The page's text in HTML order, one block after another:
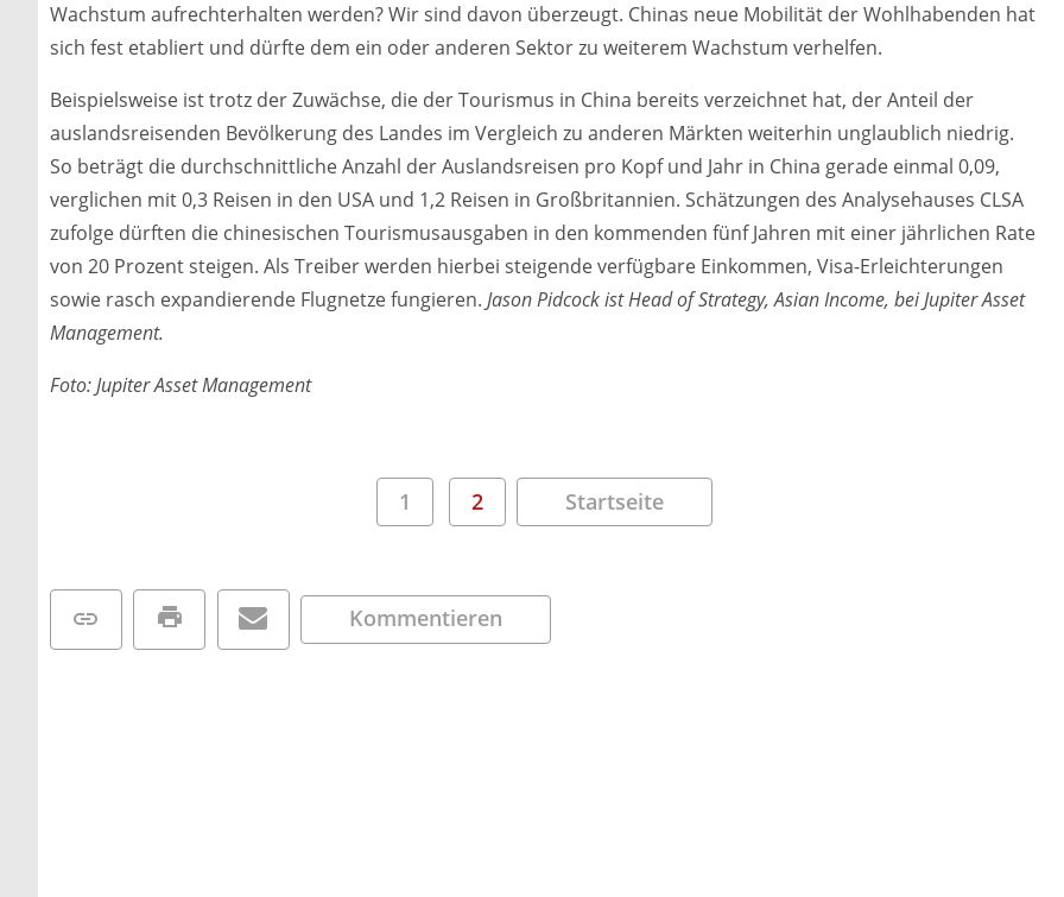
Wachstum aufrechterhalten werden? Wir sind davon überzeugt. Chinas neue Mobilität der Wohlhabenden hat
sich fest etabliert und dürfte dem ein oder anderen Sektor zu weiterem Wachstum verhelfen.
Beispielsweise ist trotz der Zuwächse, die der Tourismus in China bereits verzeichnet hat, der Anteil der
auslandsreisenden Bevölkerung des Landes im Vergleich zu anderen Märkten weiterhin unglaublich niedrig.
So beträgt die durchschnittliche Anzahl der Auslandsreisen pro Kopf und Jahr in China gerade einmal 0,09,
verglichen mit 0,3 Reisen in den USA und 1,2 Reisen in Großbritannien. Schätzungen des Analysehauses CLSA
zufolge dürften die chinesischen Tourismusausgaben in den kommenden fünf Jahren mit einer jährlichen Rate
von 20 Prozent steigen. Als Treiber werden hierbei steigende verfügbare Einkommen, Visa-Erleichterungen
sowie rasch expandierende Flugnetze fungieren. Jason Pidcock ist Head of Strategy, Asian Income, bei Jupiter Asset
Management.
Foto: Jupiter Asset Management
1 2 Startseite
Kommentieren